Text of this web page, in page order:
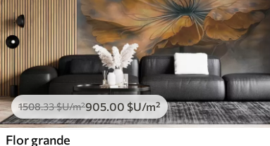
1508.33$U/m²905.00 $U/m²
Flor grande